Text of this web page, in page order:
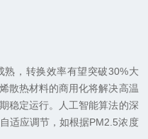
，转换效率有望突破30%大
散热材料的商用化将解决高温
稳定运行。人工智能算法的深
适应调节，如根据PM2.5浓度